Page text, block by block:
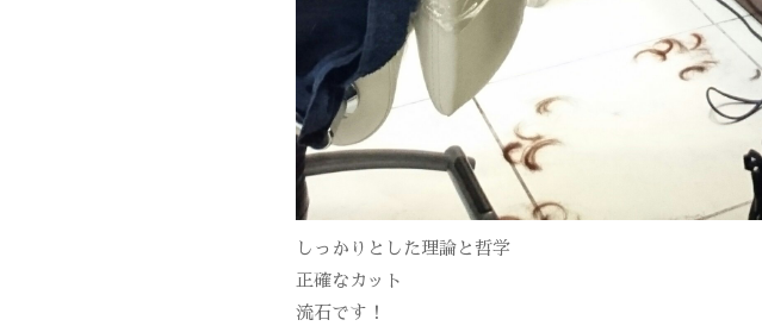
しっかりとした理論と哲学
正確なカット
流石です！